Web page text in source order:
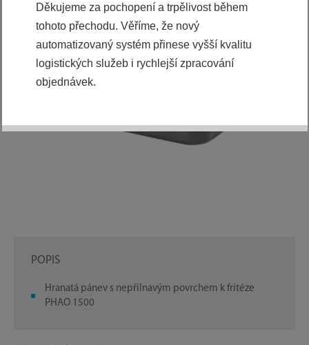
POPIS
Hranatá pánev s nepřilnavým povrchem k fritéze
PHAO 1500
Děkujeme za pochopení a trpělivost během
tohoto přechodu. Věříme, že nový
automatizovaný systém přinese vyšší kvalitu
logistických služeb i rychlejší zpracování
objednávek.